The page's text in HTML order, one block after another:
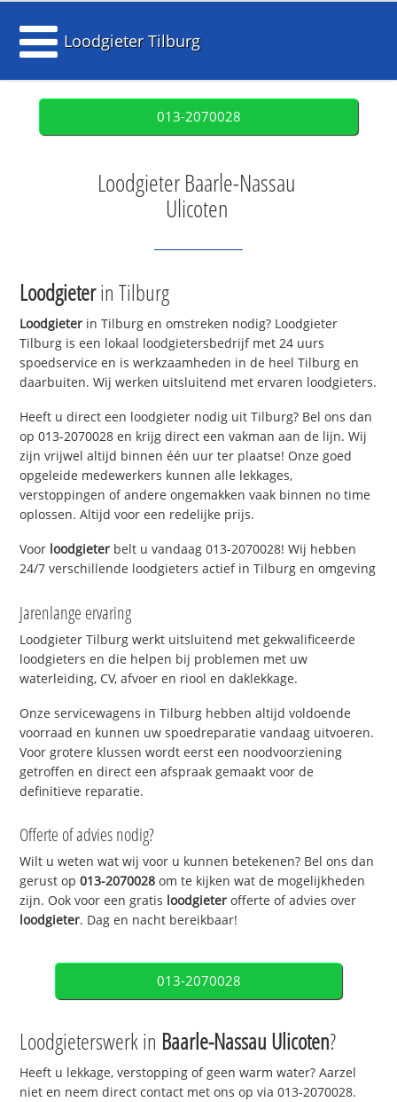
Loodgieter Tilburg
013-2070028
Loodgieter Baarle-Nassau
Ulicoten
Loodgieterin Tilburg
Loodgieter in Tilburg en omstreken nodig? Loodgieter
Tilburg is een lokaal loodgietersbedrijf met 24 uurs
spoedservice en is werkzaamheden in de heel Tilburg en
daarbuiten. Wij werken uitsluitend met ervaren loodgieters.
Heeft u direct een loodgieter nodig uit Tilburg? Bel ons dan
op 013-2070028 en krijg direct een vakman aan de lijn. Wij
zijn vrijwel altijd binnen één uur ter plaatse! Onze goed
opgeleide medewerkers kunnen alle lekkages,
verstoppingen of andere ongemakken vaak binnen no time
oplossen. Altijd voor een redelijke prijs.
Voor loodgieter belt u vandaag 013-2070028! Wij hebben
24/7 verschillende loodgieters actief in Tilburg en omgeving
Jarenlange ervaring
Loodgieter Tilburg werkt uitsluitend met gekwalificeerde
loodgieters en die helpen bij problemen met uw
waterleiding, CV, afvoer en riool en daklekkage.
Onze servicewagens in Tilburg hebben altijd voldoende
voorraad en kunnen uw spoedreparatie vandaag uitvoeren.
Voor grotere klussen wordt eerst een noodvoorziening
getroffen en direct een afspraak gemaakt voor de
definitieve reparatie.
Offerte of advies nodig?
Wilt u weten wat wij voor u kunnen betekenen? Bel ons dan
gerust op013-2070028 om te kijken wat de mogelijkheden
zijn. Ook voor een gratis loodgieter offerte of advies over
loodgieter. Dag en nacht bereikbaar!
013-2070028
Loodgieterswerk in Baarle-Nassau Ulicoten?
Heeft u lekkage, verstopping of geen warm water? Aarzel
niet en neem direct contact met ons op via 013-2070028.